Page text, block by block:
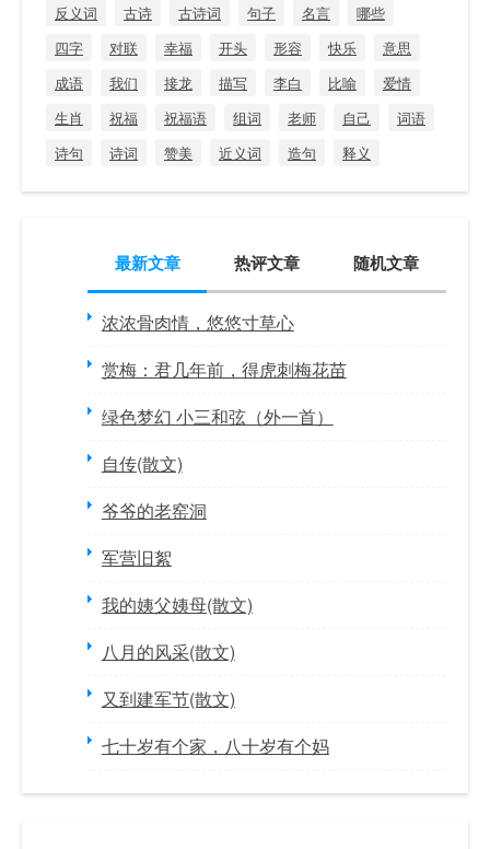
反义词
古诗 古诗词 句子 名言
哪些
四字
对联 幸福 开头 形容 快乐
意思
成语
我们 接龙 描写 李白 比喻
爱情
生肖
祝福 祝福语 组词 老师 自己
词语
诗句
诗词 赞美 近义词 造句 释义
最新文章 热评文章 随机文章
浓浓骨肉情，悠悠寸草心
赏梅：君几年前，得虎刺梅花苗
绿色梦幻 小三和弦（外一首）
自传(散文)
爷爷的老窑洞
军营旧絮
我的姨父姨母(散文)
八月的风采(散文)
又到建军节(散文)
七十岁有个家，八十岁有个妈